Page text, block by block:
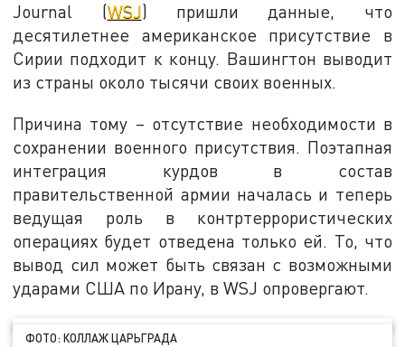
Journal (WSJ) пришли данные, что
десятилетнее американское присутствие в
Сирии подходит к концу. Вашингтон выводит
из страны около тысячи своих военных.
Причина тому – отсутствие необходимости в
сохранении военного присутствия. Поэтапная
интеграция курдов в состав
правительственной армии началась и теперь
ведущая роль в контртеррористических
операциях будет отведена только ей. То, что
вывод сил может быть связан с возможными
ударами США по Ирану, в WSJ опровергают.
ФОТО: КОЛЛАЖ ЦАРЬГРАДА